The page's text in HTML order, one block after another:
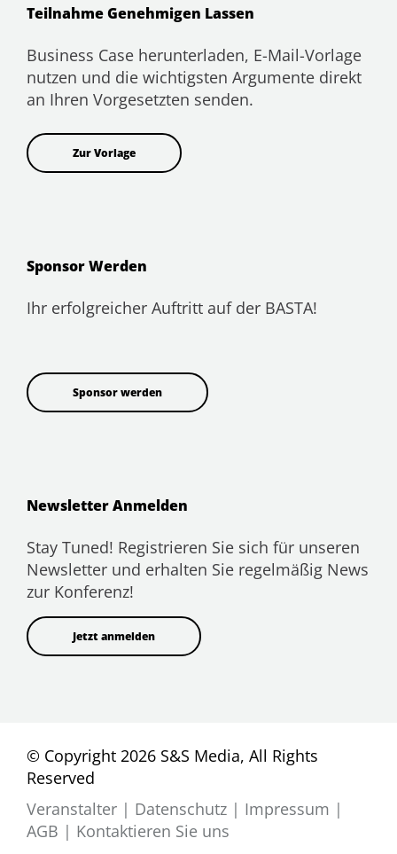
Teilnahme Genehmigen Lassen
Business Case herunterladen, E-Mail-Vorlage
nutzen und die wichtigsten Argumente direkt
an Ihren Vorgesetzten senden.
Zur Vorlage
Sponsor Werden
Ihr erfolgreicher Auftritt auf der BASTA!
Sponsor werden
Newsletter Anmelden
Stay Tuned! Registrieren Sie sich für unseren
Newsletter und erhalten Sie regelmäßig News
zur Konferenz!
Jetzt anmelden
© Copyright 2026 S&S Media, All Rights
Reserved
Veranstalter | Datenschutz | Impressum |
AGB | Kontaktieren Sie uns